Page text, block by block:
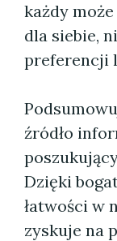
każdy
dla siebie,
preferencji
źródło
Dzięki
łatwości w
zyskuje na